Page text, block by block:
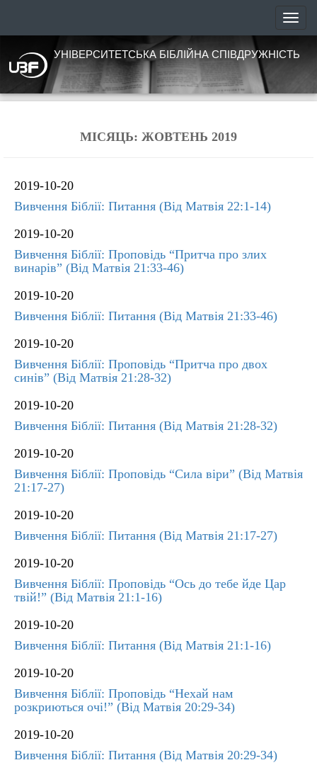
УНІВЕРСИТЕТСЬКА БІБЛІЙНА СПІВДРУЖНІСТЬ
МІСЯЦЬ: ЖОВТЕНЬ 2019
2019-10-20
Вивчення Біблії: Питання (Від Матвія 22:1-14)
2019-10-20
Вивчення Біблії: Проповідь “Притча про злих
винарів” (Від Матвія 21:33-46)
2019-10-20
Вивчення Біблії: Питання (Від Матвія 21:33-46)
2019-10-20
Вивчення Біблії: Проповідь “Притча про двох
синів” (Від Матвія 21:28-32)
2019-10-20
Вивчення Біблії: Питання (Від Матвія 21:28-32)
2019-10-20
Вивчення Біблії: Проповідь “Сила віри” (Від Матвія
21:17-27)
2019-10-20
Вивчення Біблії: Питання (Від Матвія 21:17-27)
2019-10-20
Вивчення Біблії: Проповідь “Ось до тебе йде Цар
твій!” (Від Матвія 21:1-16)
2019-10-20
Вивчення Біблії: Питання (Від Матвія 21:1-16)
2019-10-20
Вивчення Біблії: Проповідь “Нехай нам
розкриються очі!” (Від Матвія 20:29-34)
2019-10-20
Вивчення Біблії: Питання (Від Матвія 20:29-34)